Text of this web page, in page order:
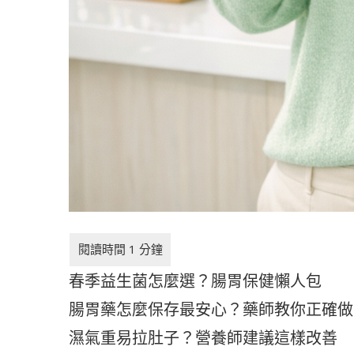
春季益生菌怎麼選？腸胃保健懶人包
腸胃藥怎麼保存最安心？藥師教你正確
濕氣重易拉肚子？營養師建議這樣改善